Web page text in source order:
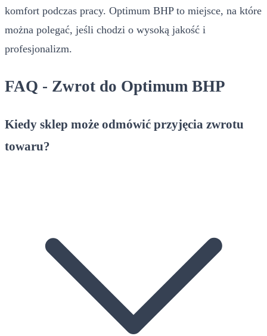
komfort podczas pracy. Optimum BHP to miejsce, na które
można polegać, jeśli chodzi o wysoką jakość i
profesjonalizm.
FAQ - Zwrot do Optimum BHP
Kiedy sklep może odmówić przyjęcia zwrotu
towaru?